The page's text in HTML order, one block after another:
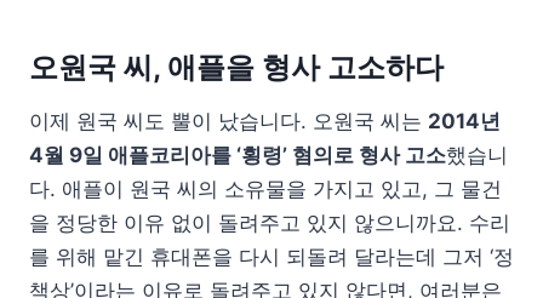
오원국 씨, 애플을 형사 고소하다
이제 원국 씨도 뿔이 났습니다. 오원국 씨는 2014년
4월 9일 애플코리아를 ‘횡령’ 혐의로 형사 고소했습니
다. 애플이 원국 씨의 소유물을 가지고 있고, 그 물건
을 정당한 이유 없이 돌려주고 있지 않으니까요. 수리
를 위해 맡긴 휴대폰을 다시 되돌려 달라는데 그저 ‘정
책상’이라는 이유로 돌려주고 있지 않다면, 여러분은